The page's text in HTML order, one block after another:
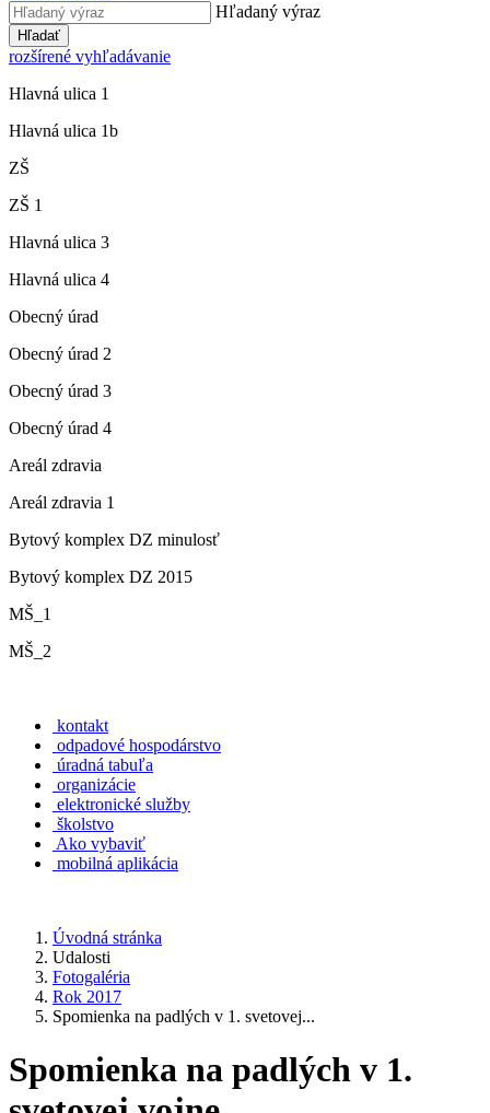
Hľadaný výraz
Hľadať
rozšírené vyhľadávanie
Hlavná ulica 1
Hlavná ulica 1b
ZŠ
ZŠ 1
Hlavná ulica 3
Hlavná ulica 4
Obecný úrad
Obecný úrad 2
Obecný úrad 3
Obecný úrad 4
Areál zdravia
Areál zdravia 1
Bytový komplex DZ minulosť
Bytový komplex DZ 2015
MŠ_1
MŠ_2
kontakt
odpadové hospodárstvo
úradná tabuľa
organizácie
elektronické služby
školstvo
Ako vybaviť
mobilná aplikácia
Úvodná stránka
Udalosti
Fotogaléria
Rok 2017
Spomienka na padlých v 1. svetovej...
Spomienka na padlých v 1.